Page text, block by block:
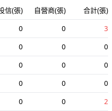
信(張) 自營商(張)
合計(張)
0 0
3
0 0
0
0 0
0
0 0
0
0 0 2